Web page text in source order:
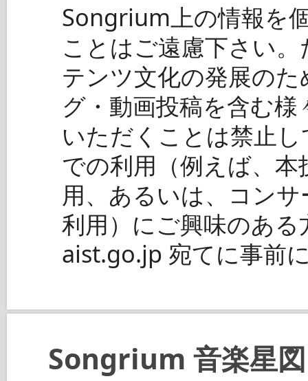
Songrium上の情報を
ことはご遠慮下さい
テンツ文化の発展の
グ・動画投稿を含む
いただくことは禁止
での利用（例えば、
用、あるいは、コン
利用）にご興味のあ
aist.go.jp 宛てに事前
Songrium 音楽星図